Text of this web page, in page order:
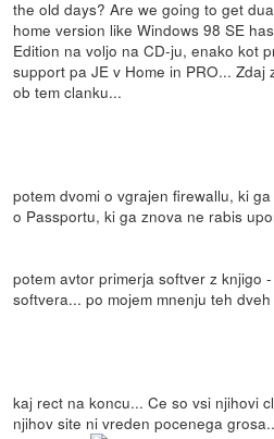
the old days? Are we going to get
home version like Windows 98 SE
Edition na voljo na CD-ju, enako kot
support pa JE v Home in PRO... Zdaj
ob tem clanku...
potem dvomi o vgrajen firewallu, ki
o Passportu, ki ga znova ne rabis
potem avtor primerja softver z knjigo
softvera... po mojem mnenju teh
kaj rect na koncu... Ce so vsi njihovi
njihov site ni vreden pocenega